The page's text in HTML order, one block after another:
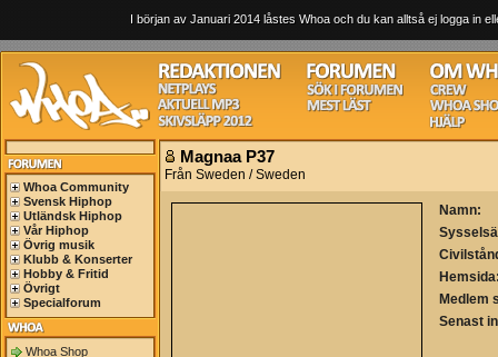
I början av Januari 2014 låstes Whoa och du kan alltså ej logga in
Whoa Community
Svensk Hiphop
Utländsk Hiphop
Vår Hiphop
Övrig musik
Klubb & Konserter
Hobby & Fritid
Övrigt
Specialforum
Whoa Shop
Magnaa P37
Från Sweden / Sweden
Namn:
Medlem
Senast